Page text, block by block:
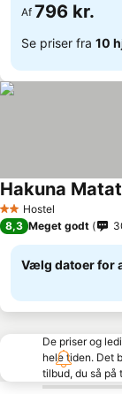
Af 796 kr.
Se priser fra 10
2 Stjerner
Hostel
Hakuna
8,3 Meget godt
Vælg datoer for
De priser og
hele tiden. Det
tilbud, du så på